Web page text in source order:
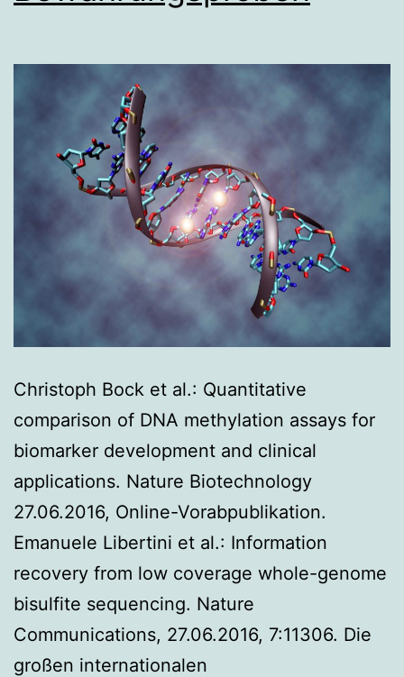
Christoph Bock et al.: Quantitative
comparison of DNA methylation assays for
biomarker development and clinical
applications. Nature Biotechnology
27.06.2016, Online-Vorabpublikation.
Emanuele Libertini et al.: Information
recovery from low coverage whole-genome
bisulfite sequencing. Nature
Communications, 27.06.2016, 7:11306. Die
großen internationalen